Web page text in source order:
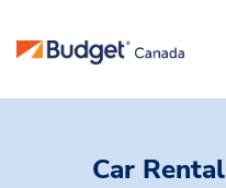
Car Rental